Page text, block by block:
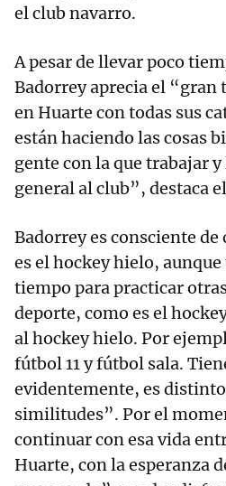
el club navarro.
A pesar de llevar poco
Badorrey aprecia el “gran
en Huarte con todas sus
están haciendo las cosas
gente con la que trabajar
general al club”, destaca
Badorrey es consciente de
es el hockey hielo,
tiempo para practicar
deporte, como es el
al hockey hielo. Por
fútbol 11 y fútbol sala.
evidentemente, es
similitudes”. Por el
continuar con esa vida
Huarte, con la esperanza